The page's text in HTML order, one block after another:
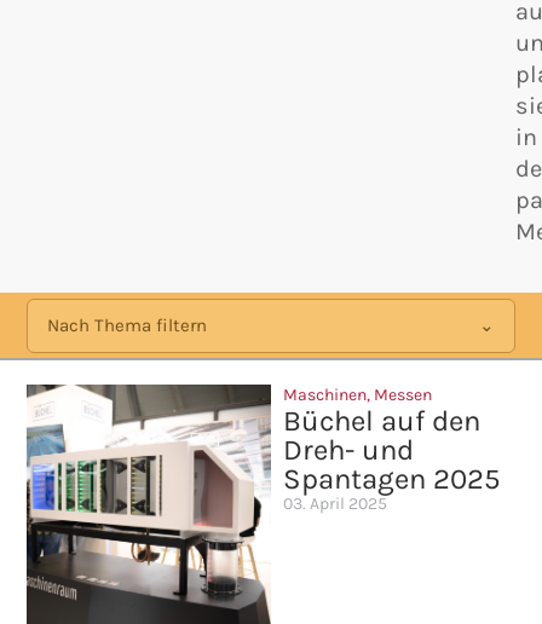
in
Nach Thema filtern
Maschinen, Messen
Büchel auf den
Dreh- und
Spantagen 2025
03. April 2025